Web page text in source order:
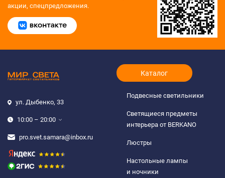
акции, спецпредложения.
ул. Дыбенко, 33
10:00 – 20:00
pro.svet.samara@inbox.ru
Каталог
Подвесные светильники
Светящиеся предметы
интерьера от BERKANO
Люстры
Настольные лампы
и ночники